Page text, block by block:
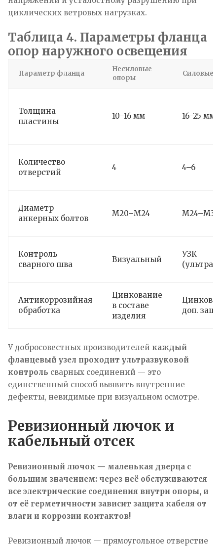
циклических ветровых нагрузках.
Таблица 4. Параметры фланца
опор наружного освещения
Параметр фланца
Несиловые
опоры
Силовые
Толщина
пластины
10–16 мм 16–25 мм
Количество
отверстий
4 4–6
Диаметр
анкерных болтов
М20–М24 М24–М36
Контроль
сварного шва
Визуальный
УЗК
Антикоррозийная
обработка
Цинкование
в составе
изделия
доп.
У добросовестных производителей каждый
фланцевый узел проходит ультразвуковой
контроль сварных соединений — это
единственный способ выявить внутренние
дефекты, невидимые при визуальном осмотре.
Ревизионный лючок и
кабельный отсек
Ревизионный лючок — маленькая дверца с
большим значением: через неё обслуживаются
все электрические соединения внутри опоры, и
от её герметичности зависит защита кабеля от
влаги и коррозии контактов!
Ревизионный лючок — прямоугольное отверстие